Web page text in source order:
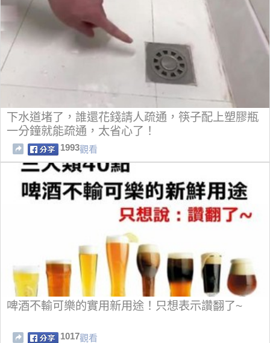
下水道堵了，誰還花錢請人疏通，筷子配上塑膠瓶
一分鐘就能疏通，太省心了！
1993觀看
啤酒不輸可樂的實用新用途！只想表示讚翻了~
1017觀看